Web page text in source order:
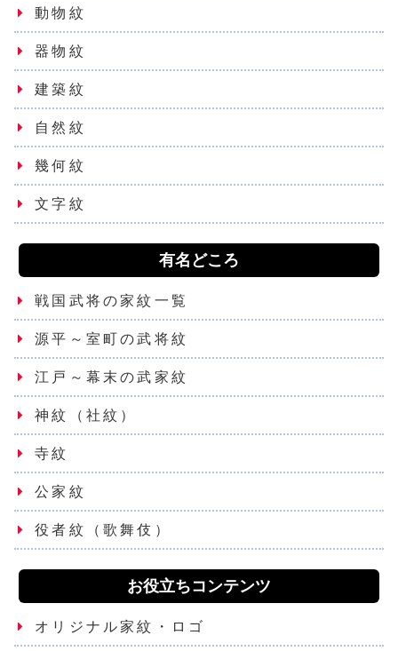
動物紋
器物紋
建築紋
自然紋
幾何紋
文字紋
有名どころ
戦国武将の家紋一覧
源平～室町の武将紋
江戸～幕末の武家紋
神紋（社紋）
寺紋
公家紋
役者紋（歌舞伎）
お役立ちコンテンツ
オリジナル家紋・ロゴ